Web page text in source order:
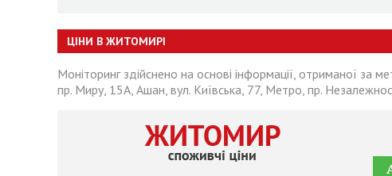
ЦІНИ В ЖИТОМИРІ
Моніторинг здійснено на основі інформації, отриманої за
пр. Миру, 15А, Ашан, вул. Київська, 77, Метро, пр.